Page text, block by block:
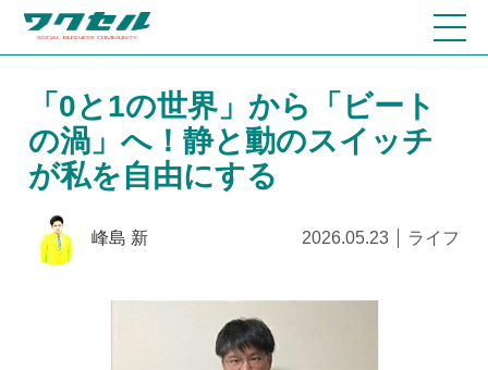
「0と1の世界」から「ビート
の渦」へ！静と動のスイッチ
が私を自由にする
峰島 新 2026.05.23 ライフ